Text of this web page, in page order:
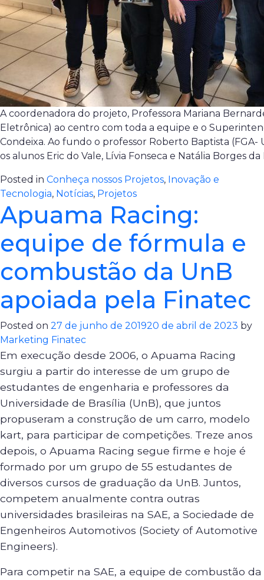
A coordenadora do projeto, Professora Mariana
Eletrônica) ao centro com toda a equipe e o
Condeixa. Ao fundo o professor Roberto Baptista (FGA-
os alunos Eric do Vale, Lívia Fonseca e Natália Borges
Posted in Conheça nossos Projetos, Inovação e
Tecnologia, Notícias, Projetos
Apuama Racing:
equipe de fórmula e
combustão da UnB
apoiada pela Finatec
Posted on 27 de junho de 201920 de abril de 2023 by
Marketing Finatec
Em execução desde 2006, o Apuama Racing
surgiu a partir do interesse de um grupo de
estudantes de engenharia e professores da
Universidade de Brasília (UnB), que juntos
propuseram a construção de um carro, modelo
kart, para participar de competições. Treze anos
depois, o Apuama Racing segue firme e hoje é
formado por um grupo de 55 estudantes de
diversos cursos de graduação da UnB. Juntos,
competem anualmente contra outras
universidades brasileiras na SAE, a Sociedade de
Engenheiros Automotivos (Society of Automotive
Engineers).
Para competir na SAE, a equipe de combustão da